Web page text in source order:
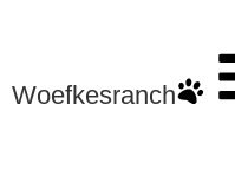
Woefkesranch